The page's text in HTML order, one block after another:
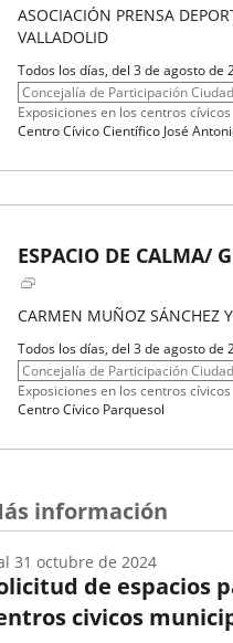
ASOCIACIÓN PRENSA
VALLADOLID
Fechas
del
evento
Todos los días, del 3 de agosto de
Organizador
de
actividad
Concejalía de Participación
Programa
Exposiciones en los centros cívicos
Espacio
Centro Cívico Científico José
ESPACIO DE CALMA/
CARMEN MUÑOZ SÁNCHEZ
Fechas
del
evento
Todos los días, del 3 de agosto de
Organizador
de
actividad
Concejalía de Participación
Programa
Exposiciones en los centros cívicos
Espacio
Centro Cívico Parquesol
información
de espacios
civicos
31 octubre de 2024